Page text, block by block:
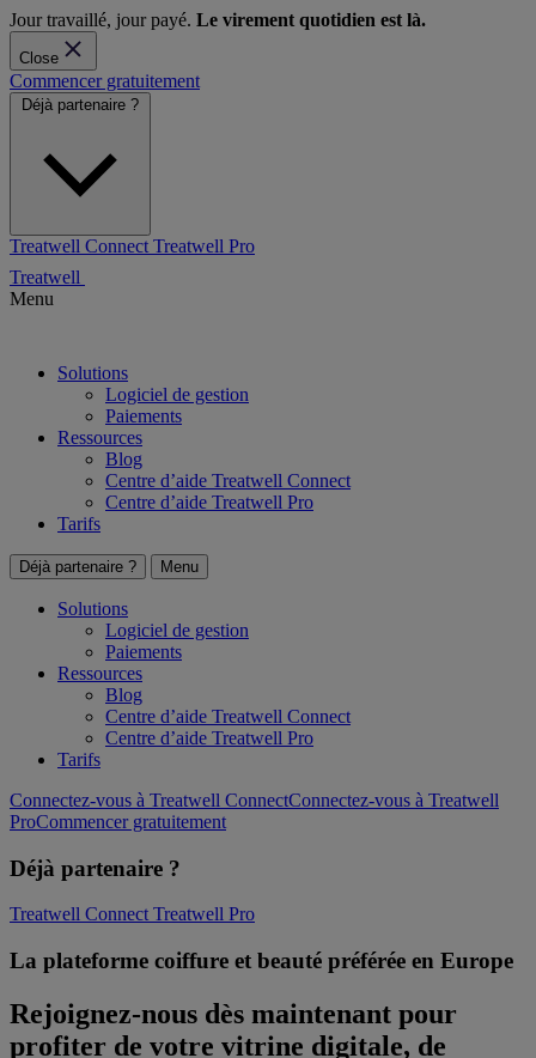
Jour travaillé, jour payé. Le virement quotidien est là.
Close
Commencer gratuitement
Déjà partenaire ?
Treatwell Connect Treatwell Pro
Treatwell
Menu
Solutions
Logiciel de gestion
Paiements
Ressources
Blog
Centre d’aide Treatwell Connect
Centre d’aide Treatwell Pro
Tarifs
Déjà partenaire ? Menu
Solutions
Logiciel de gestion
Paiements
Ressources
Blog
Centre d’aide Treatwell Connect
Centre d’aide Treatwell Pro
Tarifs
Connectez-vous à Treatwell ConnectConnectez-vous à Treatwell
ProCommencer gratuitement
Déjà partenaire ?
Treatwell ConnectTreatwell Pro
La plateforme coiffure et beauté préférée en Europe
Rejoignez-nous dès maintenant pour
profiter de votre vitrine digitale, de